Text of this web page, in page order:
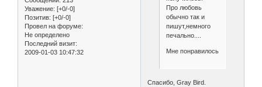
Уважение: [+0/-0]
Позитив: [+0/-0]
Провел на форуме:
Не определено
Последний визит:
2009-01-03 10:47:32
Про любовь
обычно так и
пишут,немного
печально....
Мне понравилось
Спасибо, Gray Bird.